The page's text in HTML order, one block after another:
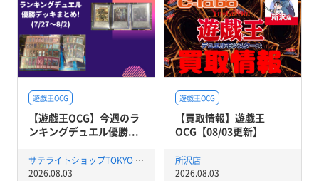
遊戯王OCG
【遊戯王OCG】今週のラ
ンキングデュエル優勝...
サテライトショップTOKYO 秋葉原店
2026.08.03
遊戯王OCG
【買取情報】遊戯王
OCG【08/03更新】
所沢店
2026.08.03